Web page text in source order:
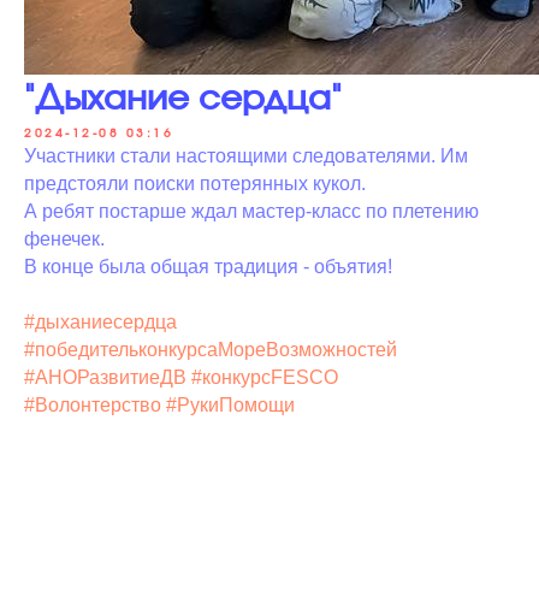
"Дыхание сердца"
2024-12-08 03:16
Участники стали настоящими следователями. Им
предстояли поиски потерянных кукол.
А ребят постарше ждал мастер-класс по плетению
фенечек.
В конце была общая традиция - объятия!
#дыханиесердца
#победительконкурсаМореВозможностей
#АНОРазвитиеДВ #конкурсFESCO
#Волонтерство #РукиПомощи